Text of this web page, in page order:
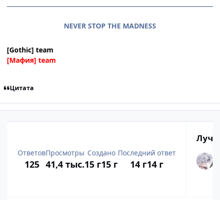
NEVER STOP THE MADNESS
[Gothic] team
[Мафия] team
Цитата
Ответов
125
Просмотры
41,4 тыс.
Создано
15 г15 г
Последний ответ
14 г14 г